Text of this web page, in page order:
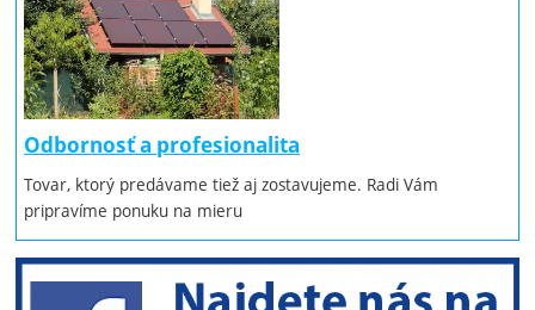
Odbornosť a profesionalita
Tovar, ktorý predávame tiež aj zostavujeme. Radi Vám
pripravíme ponuku na mieru